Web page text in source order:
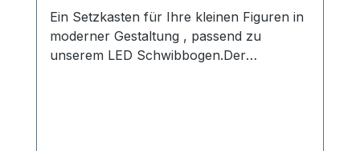
Ein Setzkasten für Ihre kleinen Figuren in
moderner Gestaltung , passend zu
unserem LED Schwibbogen.Der